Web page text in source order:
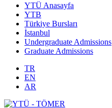
YTÜ Anasayfa
YTB
Türkiye Bursları
İstanbul
Undergraduate Admissions
Graduate Admissions
TR
EN
AR